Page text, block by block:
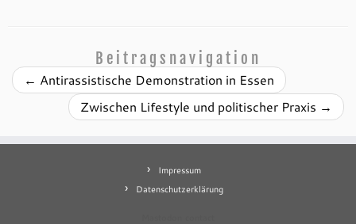
Beitragsnavigation
← Antirassistische Demonstration in Essen
Zwischen Lifestyle und politischer Praxis →
Impressum
Datenschutzerklärung